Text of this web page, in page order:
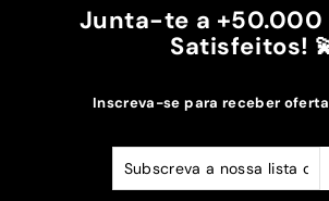
0
1
,
Junta-te a +50.000
Satisfeitos!
Inscreva-se para receber
Subscreva
a